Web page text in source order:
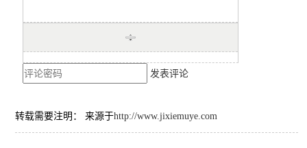
发表评论
转载需要注明： 来源于http://www.jixiemuye.com